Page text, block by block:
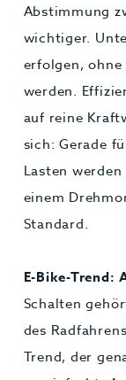
Abstimmung
wichtiger.
erfolgen,
werden.
auf reine
sich: Gerade
Lasten
einem
Standard.
E-Bike-Trend:
Schalten
des
Trend, der